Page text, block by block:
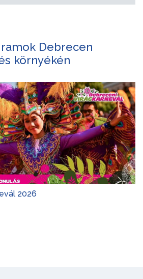
Debrecen
környékén
2026